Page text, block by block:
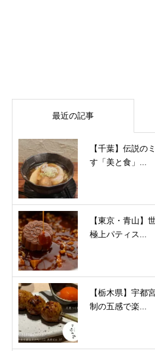
最近の記事
【千葉】伝説の
す「美と食」...
【東京・青山】
極上パティス...
【栃木県】宇都
制の五感で楽...